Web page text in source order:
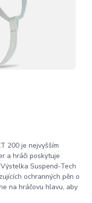
200 je nejvyšším
a hráči poskytuje
Suspend-Tech
ochranných pěn o
na hráčovu hlavu, aby